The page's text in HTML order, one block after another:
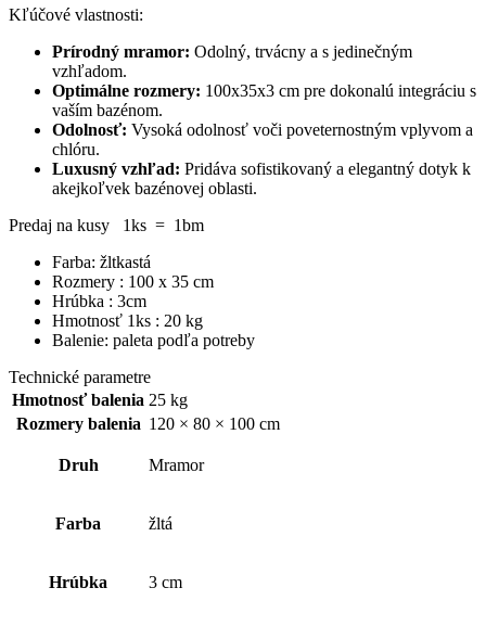
Kľúčové vlastnosti:
Prírodný mramor: Odolný, trvácny a s jedinečným
vzhľadom.
Optimálne rozmery: 100x35x3 cm pre dokonalú integráciu s
vaším bazénom.
Odolnosť: Vysoká odolnosť voči poveternostným vplyvom a
chlóru.
Luxusný vzhľad: Pridáva sofistikovaný a elegantný dotyk k
akejkoľvek bazénovej oblasti.
Predaj na kusy 1ks = 1bm
Farba: žltkastá
Rozmery : 100 x 35 cm
Hrúbka : 3cm
Hmotnosť 1ks : 20 kg
Balenie: paleta podľa potreby
Technické parametre
Hmotnosť balenia 25 kg
Rozmery balenia 120 × 80 × 100 cm
Druh Mramor
Farba žltá
Hrúbka 3 cm